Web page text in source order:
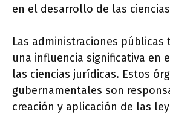
en el desarrollo de las
Las administraciones públicas
una influencia significativa en
las ciencias jurídicas. Estos
gubernamentales son
creación y aplicación de las